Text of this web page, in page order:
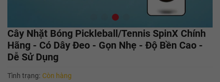
Cây Nhặt Bóng Pickleball/Tennis SpinX Chính
Hãng - Có Dây Đeo - Gọn Nhẹ - Độ Bền Cao -
Dễ Sử Dụng
Tình trạng: Còn hàng